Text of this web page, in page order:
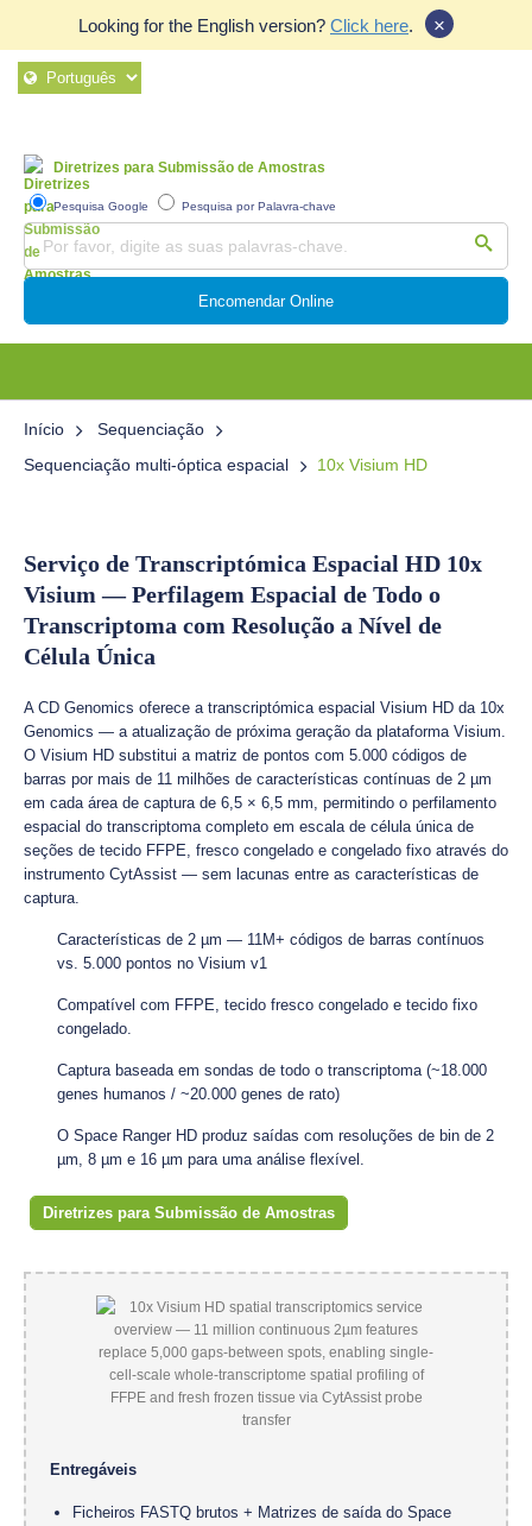
Looking for the English version? Click here. ×
Diretrizes para Submissão de Amostras
Pesquisa Google Pesquisa por Palavra-chave
Encomendar Online
Início
Sequenciação
Sequenciação multi-óptica espacial
10x Visium HD
Serviço de Transcriptómica Espacial HD 10x
Visium — Perfilagem Espacial de Todo o
Transcriptoma com Resolução a Nível de
Célula Única
A CD Genomics oferece a transcriptómica espacial Visium HD da 10x
Genomics — a atualização de próxima geração da plataforma Visium.
O Visium HD substitui a matriz de pontos com 5.000 códigos de
barras por mais de 11 milhões de características contínuas de 2 µm
em cada área de captura de 6,5 × 6,5 mm, permitindo o perfilamento
espacial do transcriptoma completo em escala de célula única de
seções de tecido FFPE, fresco congelado e congelado fixo através do
instrumento CytAssist — sem lacunas entre as características de
captura.
Características de 2 µm — 11M+ códigos de barras contínuos
vs. 5.000 pontos no Visium v1
Compatível com FFPE, tecido fresco congelado e tecido fixo
congelado.
Captura baseada em sondas de todo o transcriptoma (~18.000
genes humanos / ~20.000 genes de rato)
O Space Ranger HD produz saídas com resoluções de bin de 2
µm, 8 µm e 16 µm para uma análise flexível.
Diretrizes para Submissão de Amostras
Entregáveis
Ficheiros FASTQ brutos + Matrizes de saída do Space